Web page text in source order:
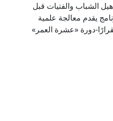
الشباب والفتيات قبل
يقدم معالجة علمية
دورة «عشرة العمر»